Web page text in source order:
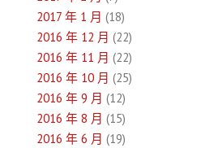
2017 年 1 月 (18)
2016 年 12 月 (22)
2016 年 11 月 (22)
2016 年 10 月 (25)
2016 年 9 月 (12)
2016 年 8 月 (15)
2016 年 6 月 (19)